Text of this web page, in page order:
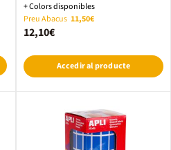
+ Colors disponibles
Preu Abacus 11,50€
12,10€
Accedir al producte